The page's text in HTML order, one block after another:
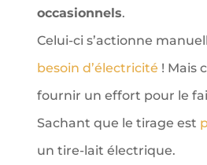
occasionnels.
Celui-ci s’actionne
besoin d’électricité ! Mais
fournir un effort pour le
Sachant que le tirage est
un tire-lait électrique.